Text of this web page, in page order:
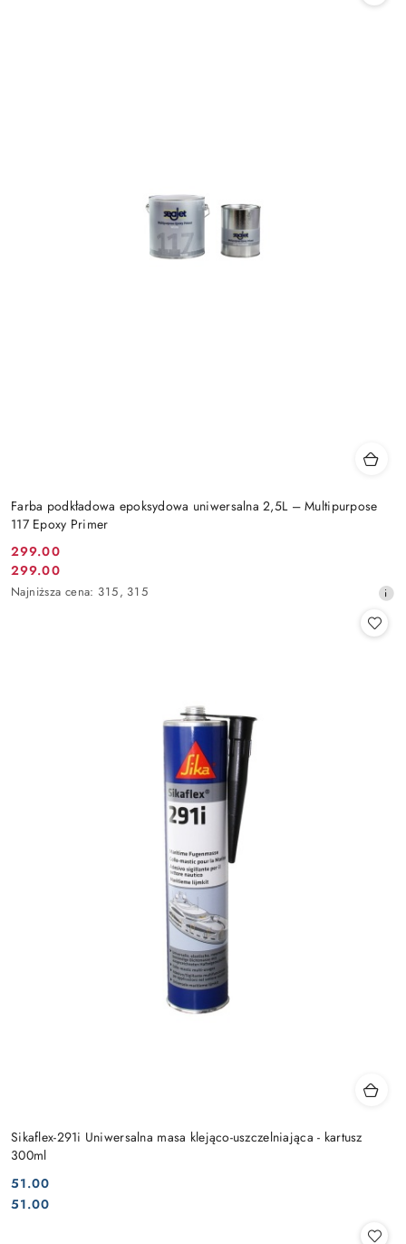
Farba podkładowa epoksydowa uniwersalna 2,5L – Multipurpose
117 Epoxy Primer
Cena
promocyjna:
299.00
Cena
promocyjna:
299.00
Najniższa
Najniższa cena: 315, 315
Sikaflex-291i Uniwersalna masa klejąco-uszczelniająca - kartusz
300ml
Cena:
51.00
Cena:
51.00